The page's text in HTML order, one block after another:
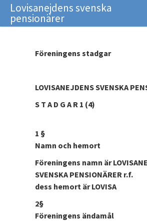
Lovisanejdens svenska
pensionärer
Föreningens stadgar
LOVISANEJDENS SVENSKA
S T A D G A R 1 (4)
1 §
Namn och hemort
Föreningens namn är
SVENSKA PENSIONÄRER r.f.
dess hemort är LOVISA
2§
Föreningens ändamål